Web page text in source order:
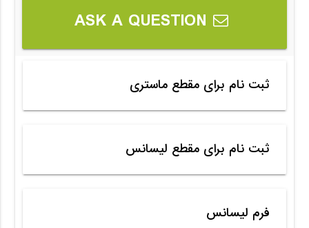
ASK A QUESTION
ثبت نام برای مقطع ماستری
ثبت نام برای مقطع لیسانس
فرم لیسانس